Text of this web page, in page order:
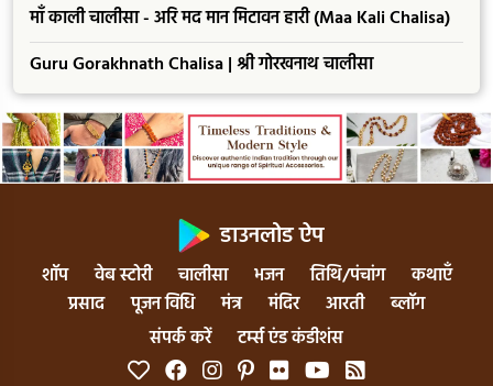
माँ काली चालीसा - अरि मद मान मिटावन हारी (Maa Kali Chalisa)
Guru Gorakhnath Chalisa | श्री गोरखनाथ चालीसा
डाउनलोड ऐप
शॉप वेब स्टोरी चालीसा भजन तिथि/पंचांग
कथाएँ
प्रसाद
पूजन विधि मंत्र मंदिर आरती
ब्लॉग
संपर्क करें
टर्म्स एंड कंडीशंस